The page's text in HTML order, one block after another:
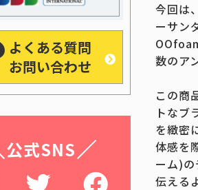
今回は
ーサン
数のア
この商
トなブ
を緻密
体感を
ーム)
伝える
よくある質問
お問い合わせ
公式SNS